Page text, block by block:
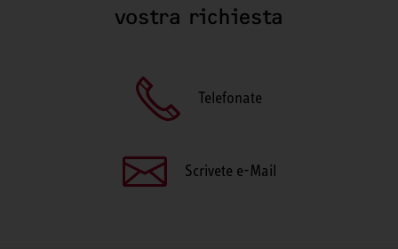
vostra richiesta
Telefonate
Scrivete e-Mail